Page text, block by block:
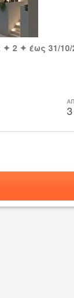
2 ✦ έως 31/10/